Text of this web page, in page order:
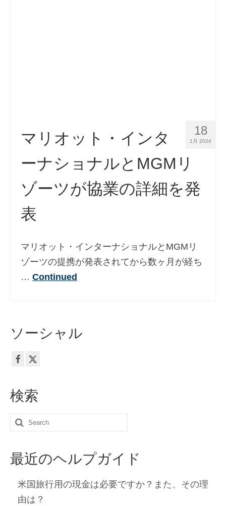
18
1月 2024
マリオット・インタ
ーナショナルとMGMリ
ゾーツが協業の詳細を発
表
マリオット・インターナショナルとMGMリ
ゾーツの提携が発表されてから数ヶ月が経ち
… Continued
ソーシャル
検索
Search
最近のヘルプガイド
米国旅行用の現金は必要ですか？また、その理
由は？